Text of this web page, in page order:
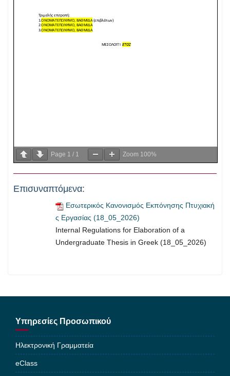
Page 1 / 1 Zoom 100%
Επισυναπτόμενα:
Εσωτερικός Κανονισμός Εκπόνησης Πτυχιακή
ς Εργασίας (18_05_2026)
Internal Regulations for Elaboration of a
Undergraduate Thesis in Greek (18_05_2026)
Υπηρεσίες Προσωπικού
Ηλεκτρονική Γραμματεία
eClass